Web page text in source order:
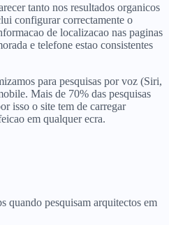
tanto nos resultados organicos
configurar correctamente o
de localizacao nas paginas
e telefone estao consistentes
para pesquisas por voz (Siri,
Mais de 70% das pesquisas
isso o site tem de carregar
em qualquer ecra.
quando pesquisam arquitectos em